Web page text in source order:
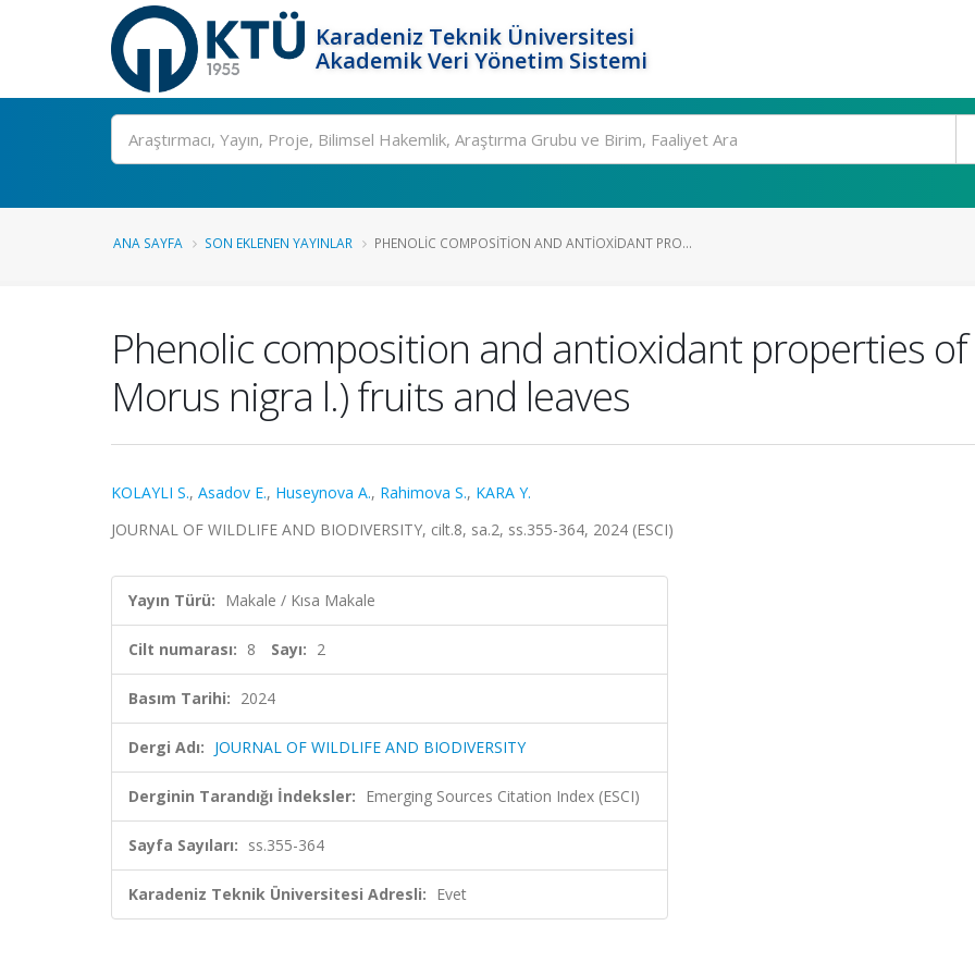
Karadeniz Teknik Üniversitesi
Akademik Veri Yönetim Sistemi
Ara
ANA SAYFA SON EKLENEN YAYINLAR PHENOLIC COMPOSITION AND ANTIOXIDANT PRO...
Phenolic composition and antioxidant properties
Morus nigra l.) fruits and leaves
KOLAYLI S., Asadov E., Huseynova A., Rahimova S., KARA Y.
JOURNAL OF WILDLIFE AND BIODIVERSITY, cilt.8, sa.2, ss.355-364, 2024 (ESCI)
Yayın Türü: Makale / Kısa Makale
Cilt numarası: 8 Sayı: 2
Basım Tarihi: 2024
Dergi Adı: JOURNAL OF WILDLIFE AND BIODIVERSITY
Derginin Tarandığı İndeksler: Emerging Sources Citation Index (ESCI)
Sayfa Sayıları: ss.355-364
Karadeniz Teknik Üniversitesi Adresli: Evet